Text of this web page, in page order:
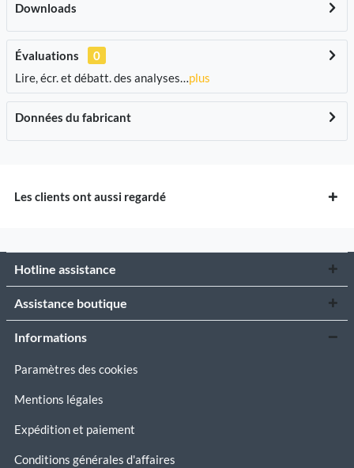
Downloads
Évaluations
0
Lire, écr. et débatt. des analyses…plus
Données du fabricant
Les clients ont aussi regardé
Hotline assistance
Assistance boutique
Informations
Paramètres des cookies
Mentions légales
Expédition et paiement
Conditions générales d'affaires